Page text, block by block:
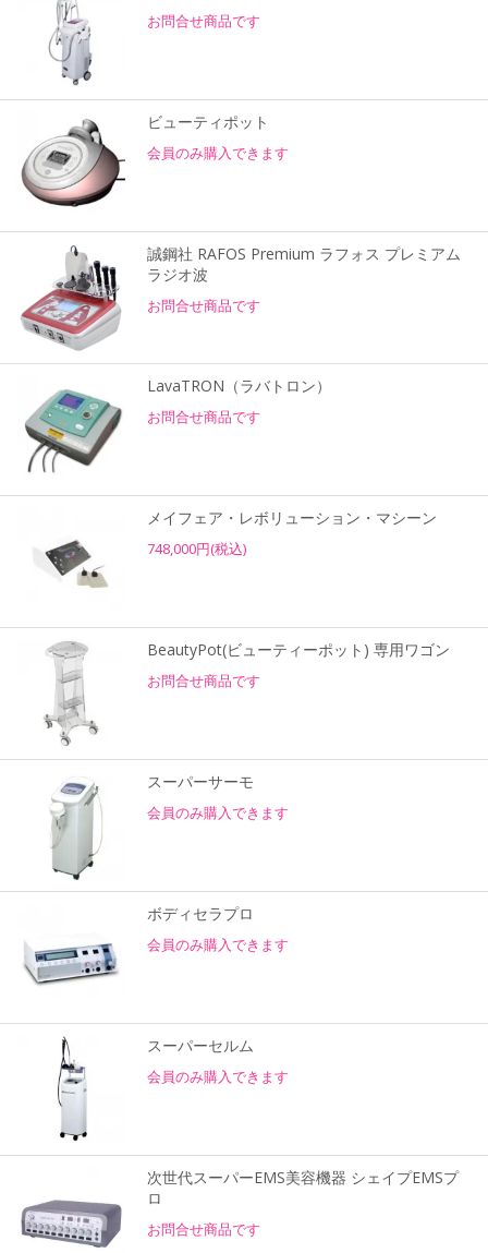
お問合せ商品です
ビューティポット
会員のみ購入できます
誠鋼社 RAFOS Premium ラフォス プレミアム
ラジオ波
お問合せ商品です
LavaTRON（ラバトロン）
お問合せ商品です
メイフェア・レボリューション・マシーン
748,000円(税込)
BeautyPot(ビューティーポット) 専用ワゴン
お問合せ商品です
スーパーサーモ
会員のみ購入できます
ボディセラプロ
会員のみ購入できます
スーパーセルム
会員のみ購入できます
次世代スーパーEMS美容機器 シェイプEMSプ
ロ
お問合せ商品です